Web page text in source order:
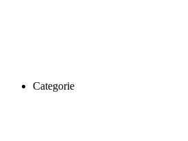
Categorie